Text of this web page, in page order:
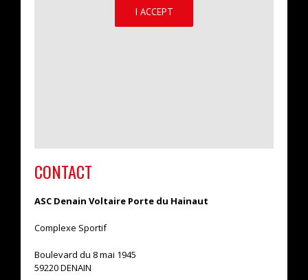
I ACCEPT
CONTACT
ASC Denain Voltaire Porte du Hainaut
Complexe Sportif
Boulevard du 8 mai 1945
59220 DENAIN